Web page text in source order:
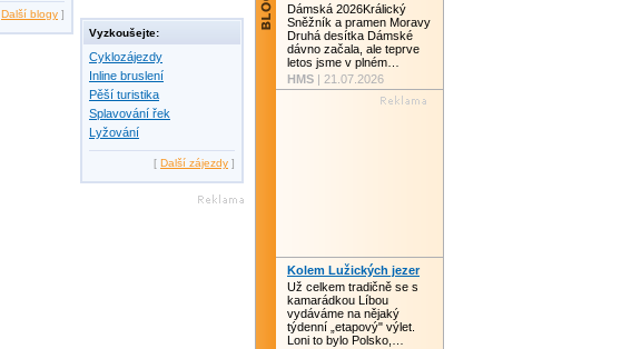
Další blogy ]
Vyzkoušejte:
Cyklozájezdy
Inline bruslení
Pěší turistika
Splavování řek
Lyžování
[ Další zájezdy ]
Dámská 2026Králický
Sněžník a pramen Moravy
Druhá desítka Dámské
dávno začala, ale teprve
letos jsme v plném…
HMS | 21.07.2026
Kolem Lužických jezer
Už celkem tradičně se s
kamarádkou Líbou
vydáváme na nějaký
týdenní „etapový" výlet.
Loni to bylo Polsko,…